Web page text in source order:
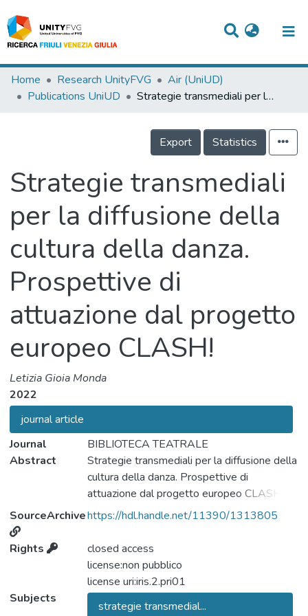
Titles
Events
Projects
People
Skills
Home Research UnityFVG
Air (UniUD)
Publications UniUD
Strategie transmediali per la diffusione della cultura della danza. Prospettive di attuazione dal progetto europeo CLASH!
Export Statistics
Strategie transmediali
per la diffusione della
cultura della danza.
Prospettive di
attuazione dal progetto
europeo CLASH!
Letizia Gioia Monda
2022
journal article
Journal
BIBLIOTECA TEATRALE
Abstract
Strategie transmediali per la diffusione della
cultura della danza. Prospettive di
attuazione dal progetto europeo CLASH!
L’articolo mira a presentare le strategie
Sapienza Università di Roma nell’àmbito del
progetto europeo CLASH! When Classic
and Contemporary Dance Collide and New
Forms Emerge. Obiettivo del saggio è
esporre come la piattaforma CLASH! eBook
SourceArchivehttps://hdl.handle.net/11390/1313805
Rights
closed access
license:non pubblico
license uri:iris.2.pri01
Subjects
strategie transmedial...